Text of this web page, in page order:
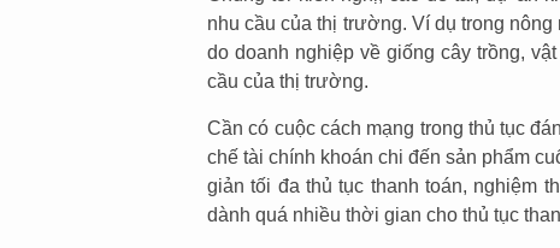
nhu cầu của thị trường. Ví dụ trong
do doanh nghiệp về giống cây trồng,
cầu của thị trường.
Cần có cuộc cách mạng trong thủ tục
chế tài chính khoán chi đến sản phẩm
giản tối đa thủ tục thanh toán, nghiệm
dành quá nhiều thời gian cho thủ tục